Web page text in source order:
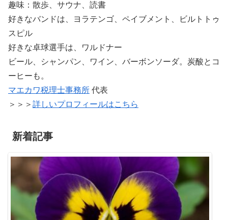
趣味：散歩、サウナ、読書
好きなバンドは、ヨラテンゴ、ペイブメント、ビルトトゥ
スピル
好きな卓球選手は、ワルドナー
ビール、シャンパン、ワイン、バーボンソーダ。炭酸とコ
ーヒーも。
マエカワ税理士事務所 代表
＞＞＞ 詳しいプロフィールはこちら
新着記事